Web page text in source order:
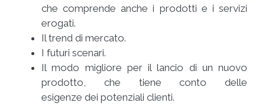
che comprende anche i prodotti e i servizi
erogati.
Il trend di mercato.
I futuri scenari.
Il modo migliore per il lancio di un nuovo
prodotto, che tiene conto delle
esigenze dei potenziali clienti.